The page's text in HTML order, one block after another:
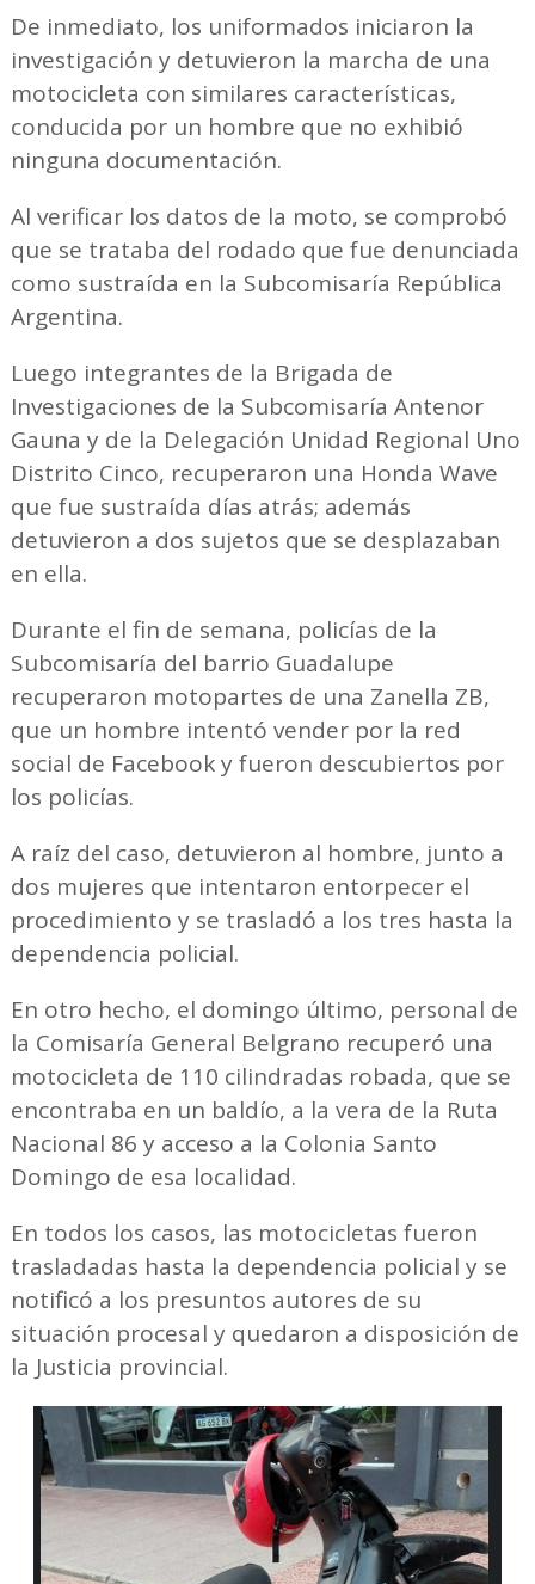
De inmediato, los uniformados iniciaron la
investigación y detuvieron la marcha de una
motocicleta con similares características,
conducida por un hombre que no exhibió
ninguna documentación.
Al verificar los datos de la moto, se comprobó
que se trataba del rodado que fue denunciada
como sustraída en la Subcomisaría República
Argentina.
Luego integrantes de la Brigada de
Investigaciones de la Subcomisaría Antenor
Gauna y de la Delegación Unidad Regional Uno
Distrito Cinco, recuperaron una Honda Wave
que fue sustraída días atrás; además
detuvieron a dos sujetos que se desplazaban
en ella.
Durante el fin de semana, policías de la
Subcomisaría del barrio Guadalupe
recuperaron motopartes de una Zanella ZB,
que un hombre intentó vender por la red
social de Facebook y fueron descubiertos por
los policías.
A raíz del caso, detuvieron al hombre, junto a
dos mujeres que intentaron entorpecer el
procedimiento y se trasladó a los tres hasta la
dependencia policial.
En otro hecho, el domingo último, personal de
la Comisaría General Belgrano recuperó una
motocicleta de 110 cilindradas robada, que se
encontraba en un baldío, a la vera de la Ruta
Nacional 86 y acceso a la Colonia Santo
Domingo de esa localidad.
En todos los casos, las motocicletas fueron
trasladadas hasta la dependencia policial y se
notificó a los presuntos autores de su
situación procesal y quedaron a disposición de
la Justicia provincial.